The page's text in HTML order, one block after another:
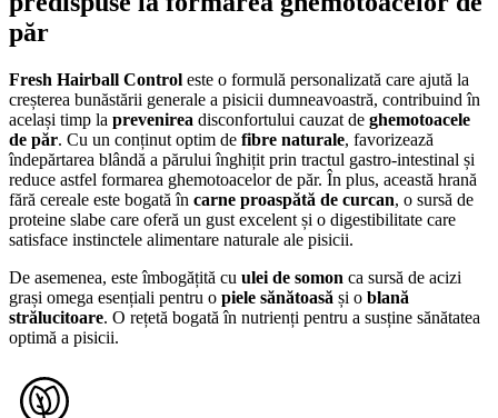
păr
Fresh Hairball Control este o formulă personalizată care ajută la
creșterea bunăstării generale a pisicii dumneavoastră, contribuind în
același timp la prevenirea disconfortului cauzat de ghemotoacele
de păr. Cu un conținut optim de fibre naturale, favorizează
îndepărtarea blândă a părului înghițit prin tractul gastro-intestinal și
reduce astfel formarea ghemotoacelor de păr. În plus, această hrană
fără cereale este bogată în carne proaspătă de curcan, o sursă de
proteine ​​slabe care oferă un gust excelent și o digestibilitate care
satisface instinctele alimentare naturale ale pisicii.
De asemenea, este îmbogățită cu ulei de somon ca sursă de acizi
grași omega esențiali pentru o piele sănătoasă și o blană
strălucitoare. O rețetă bogată în nutrienți pentru a susține sănătatea
optimă a pisicii.